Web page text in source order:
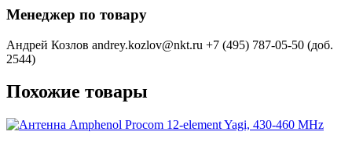
Менеджер по товару
Андрей Козлов andrey.kozlov@nkt.ru +7 (495) 787-05-50 (доб.
2544)
Похожие товары